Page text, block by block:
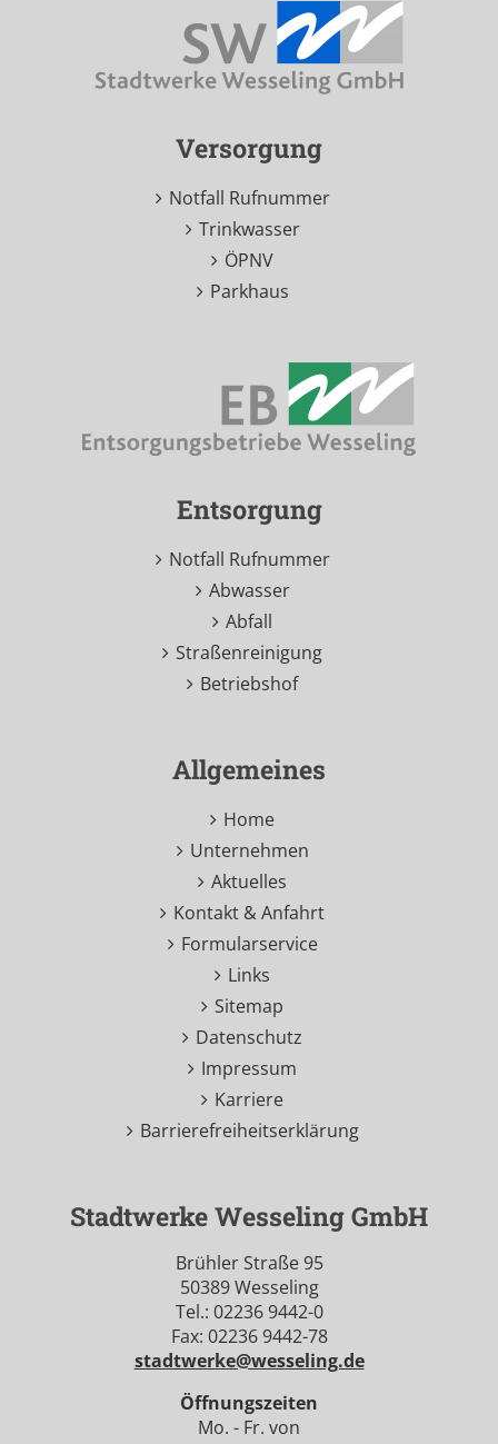
Versorgung
Notfall Rufnummer
Trinkwasser
ÖPNV
Parkhaus
Entsorgung
Notfall Rufnummer
Abwasser
Abfall
Straßenreinigung
Betriebshof
Allgemeines
Home
Unternehmen
Aktuelles
Kontakt & Anfahrt
Formularservice
Links
Sitemap
Datenschutz
Impressum
Karriere
Barrierefreiheitserklärung
Stadtwerke Wesseling GmbH
Brühler Straße 95
50389 Wesseling
Tel.: 02236 9442-0
Fax: 02236 9442-78
stadtwerke@wesseling.de
Öffnungszeiten
Mo. - Fr. von